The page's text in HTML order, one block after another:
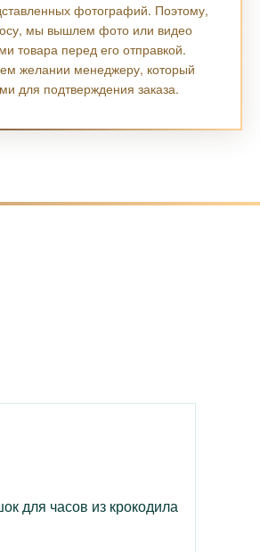
фотографий. Поэтому,
мы вышлем фото или видео
товара перед его отправкой.
желании менеджеру, который
для подтверждения заказа.